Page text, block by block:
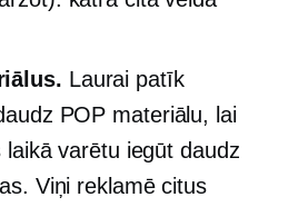
Laurai patīk
POP materiālu, lai
laikā varētu iegūt daudz
Viņi reklamē citus